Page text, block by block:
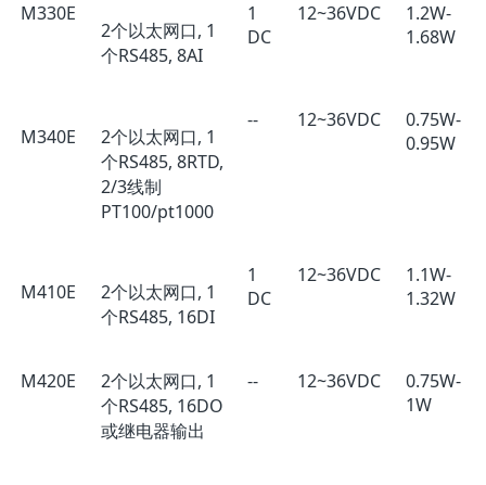
M330E
2个以太网口, 1
个RS485, 8AI
1
DC
12~36VDC
1.2W-
1.68W
M340E
2个以太网口, 1
个RS485, 8RTD,
2/3线制
PT100/pt1000
-- 12~36VDC
0.75W-
0.95W
M410E
2个以太网口, 1
个RS485, 16DI
1
DC
12~36VDC
1.1W-
1.32W
M420E
2个以太网口, 1
个RS485, 16DO
或继电器输出
-- 12~36VDC
0.75W-
1W